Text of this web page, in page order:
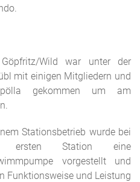
Wild war unter der
mit einigen Mitgliedern und
gekommen um am
Stationsbetrieb wurde bei
ersten Station eine
vorgestellt und
Funktionsweise und Leistung